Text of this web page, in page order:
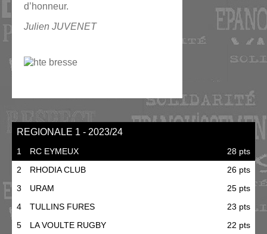
d’honneur.
Julien JUVENET
REGIONALE 1 - 2023/24
1 RC EYMEUX
28 pts
2
RHODIA CLUB
26 pts
3
URAM
25 pts
4
TULLINS FURES
23 pts
5
LA VOULTE RUGBY
22 pts